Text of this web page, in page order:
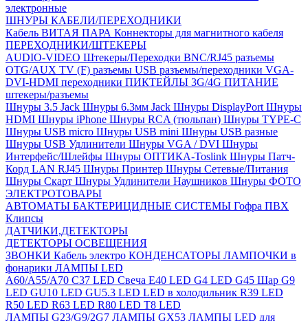
электронные
ШНУРЫ КАБЕЛИ/ПЕРЕХОДНИКИ
Кабель ВИТАЯ ПАРА Коннекторы для магнитного кабеля
ПЕРЕХОДНИКИ/ШТЕКЕРЫ
AUDIO-VIDEO Штекеры/Переходки BNC/RJ45 разъемы
OTG/AUX TV (F) разъемы USB разъемы/переходники VGA-
DVI-HDMI переходники ПИКТЕЙЛЫ 3G/4G ПИТАНИЕ
штекеры/разъемы
Шнуры 3.5 Jack Шнуры 6.3мм Jack Шнуры DisplayPort Шнуры
HDMI Шнуры iPhone Шнуры RCA (тюльпан) Шнуры TYPE-C
Шнуры USB micro Шнуры USB mini Шнуры USB разные
Шнуры USB Удлинители Шнуры VGA / DVI Шнуры
Интерфейс/Шлейфы Шнуры ОПТИКА-Toslink Шнуры Патч-
Корд LAN RJ45 Шнуры Принтер Шнуры Сетевые/Питания
Шнуры Скарт Шнуры Удлинители Наушников Шнуры ФОТО
ЭЛЕКТРОТОВАРЫ
АВТОМАТЫ БАКТЕРИЦИДНЫЕ СИСТЕМЫ Гофра ПВХ
Клипсы
ДАТЧИКИ,ДЕТЕКТОРЫ
ДЕТЕКТОРЫ ОСВЕЩЕНИЯ
ЗВОНКИ Кабель электро КОНДЕНСАТОРЫ ЛАМПОЧКИ в
фонарики ЛАМПЫ LED
A60/A55/A70 C37 LED Свеча E40 LED G4 LED G45 Шар G9
LED GU10 LED GU5.3 LED LED в холодильник R39 LED
R50 LED R63 LED R80 LED T8 LED
ЛАМПЫ G23/G9/2G7 ЛАМПЫ GX53 ЛАМПЫ LED для